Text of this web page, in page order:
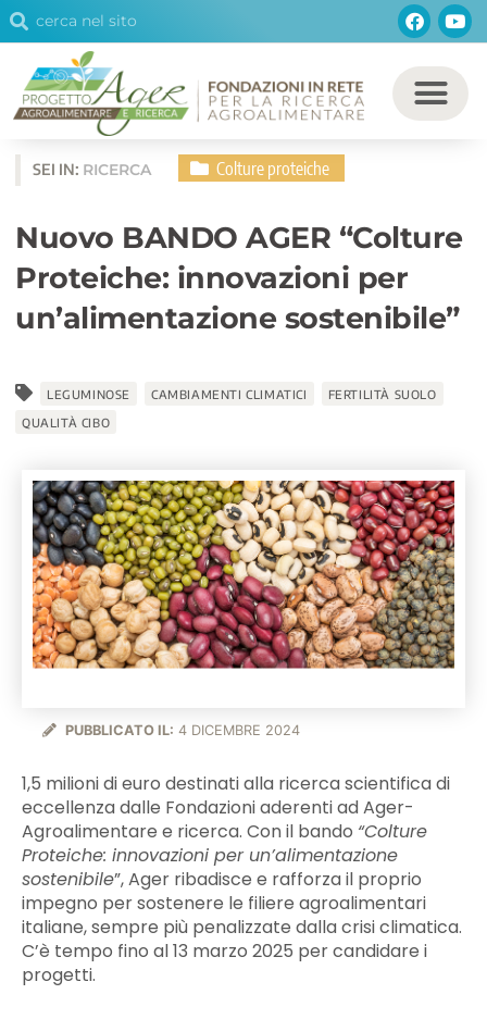
VaiCerca Cerca
SEI IN: RICERCA Colture proteiche
Nuovo BANDO AGER “Colture
Proteiche: innovazioni per
un’alimentazione sostenibile”
LEGUMINOSE CAMBIAMENTI CLIMATICI
FERTILITÀ SUOLO
QUALITÀ CIBO
PUBBLICATO IL: 4 DICEMBRE 2024
1,5 milioni di euro destinati alla ricerca scientifica di
eccellenza dalle Fondazioni aderenti ad Ager-
Agroalimentare e ricerca. Con il bando “Colture
Proteiche: innovazioni per un’alimentazione
sostenibile”, Ager ribadisce e rafforza il proprio
impegno per sostenere le filiere agroalimentari
italiane, sempre più penalizzate dalla crisi climatica.
C’è tempo fino al 13 marzo 2025 per candidare i
progetti.